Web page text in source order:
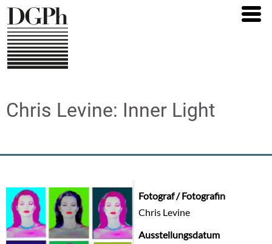
Direkt
zum
Inhalt
Chris Levine: Inner Light
Fotograf / Fotografin
Chris Levine
Ausstellungsdatum